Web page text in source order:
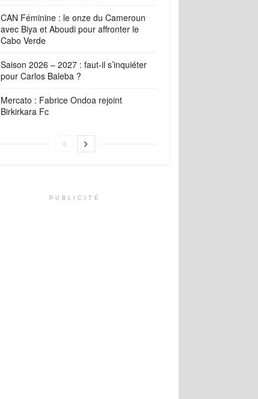
CAN Féminine : le onze du Cameroun
avec Biya et Aboudi pour affronter le
Cabo Verde
Saison 2026 – 2027 : faut-il s’inquiéter
pour Carlos Baleba ?
Mercato : Fabrice Ondoa rejoint
Birkirkara Fc
PUBLICITÉ